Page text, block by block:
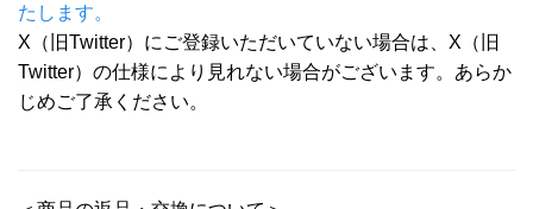
たします。
X（旧Twitter）にご登録いただいていない場合は、X（旧
Twitter）の仕様により見れない場合がございます。あらか
じめご了承ください。